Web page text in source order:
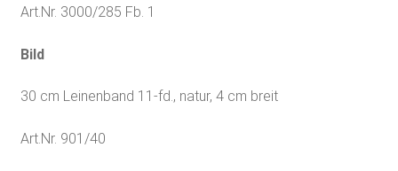
Art.Nr. 3000/285 Fb. 1
Bild
30 cm Leinenband 11-fd., natur, 4 cm breit
Art.Nr. 901/40